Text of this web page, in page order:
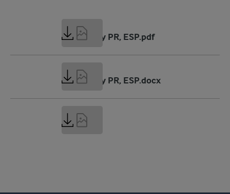
GDM study PR, ESP.pdf
228 KB
GDM study PR, ESP.docx
GDM.png